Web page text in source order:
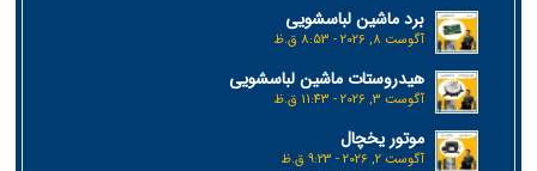
برد ماشین لباسشویی
آگوست 8, 2026 - 8:53 ق.ظ
هیدروستات ماشین لباسشویی
آگوست 3, 2026 - 11:43 ق.ظ
موتور یخچال
آگوست 2, 2026 - 9:23 ق.ظ